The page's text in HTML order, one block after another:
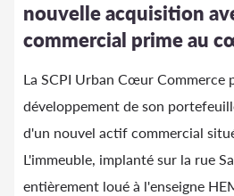
nouvelle acquisition
commercial prime au
La SCPI Urban Cœur Commerce
développement de son
d'un nouvel actif commercial
L'immeuble, implanté sur la rue
entièrement loué à l'enseigne